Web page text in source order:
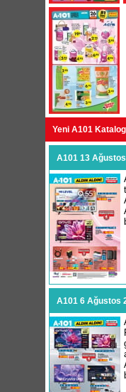
Yeni A101
A101 13
A101 6 Ağustos